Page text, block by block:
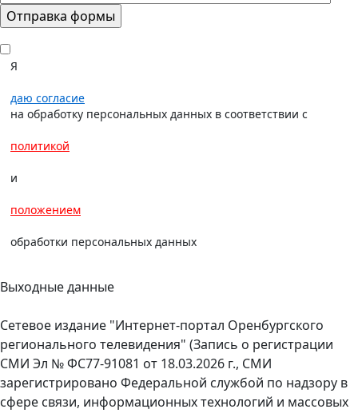
Я
даю согласие
на обработку персональных данных в соответствии с
политикой
и
положением
обработки персональных данных
Выходные данные
Сетевое издание "Интернет-портал Оренбургского
регионального телевидения" (Запись о регистрации
СМИ Эл № ФС77-91081 от 18.03.2026 г., СМИ
зарегистрировано Федеральной службой по надзору в
сфере связи, информационных технологий и массовых